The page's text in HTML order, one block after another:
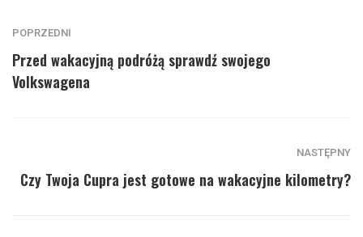
POPRZEDNI
Przed wakacyjną podróżą sprawdź swojego
Volkswagena
NASTĘPNY
Czy Twoja Cupra jest gotowe na wakacyjne kilometry?